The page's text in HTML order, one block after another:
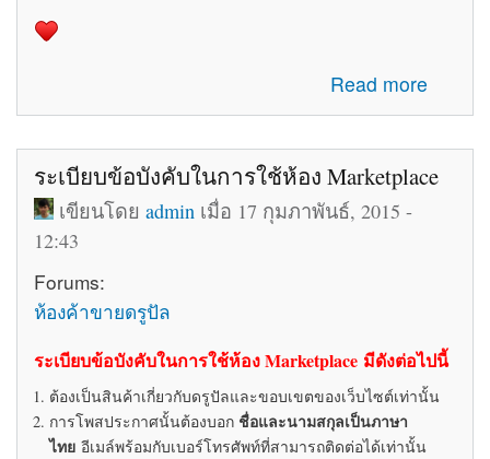
Read more
about รับสมัครทีมงานอัพเดทข่าวสารเกี่ยวกับ Drupal ใน
ประเทศไทย
ระเบียบข้อบังคับในการใช้ห้อง Marketplace
เขียนโดยadmin เมื่อ 17 กุมภาพันธ์, 2015 -
12:43
Forums:
ห้องค้าขายดรูปัล
ระเบียบข้อบังคับในการใช้ห้อง Marketplace มีดังต่อไปนี้
ต้องเป็นสินค้าเกี่ยวกับดรูปัลและขอบเขตของเว็บไซต์เท่านั้น
การโพสประกาศนั้นต้องบอก ชื่อและนามสกุลเป็นภาษา
ไทย อีเมล์พร้อมกับเบอร์โทรศัพท์ที่สามารถติดต่อได้เท่านั้น